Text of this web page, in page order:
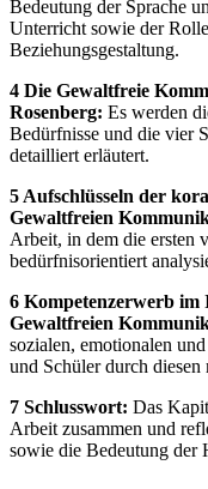
Bedeutung der Sprache
Unterricht sowie der
Beziehungsgestaltung.
4 Die Gewaltfreie
Rosenberg: Es werden
Bedürfnisse und die vier
detailliert erläutert.
5 Aufschlüsseln der
Gewaltfreien
Arbeit, in dem die ersten
bedürfnisorientiert
6 Kompetenzerwerb
Gewaltfreien
sozialen, emotionalen
und Schüler durch
7 Schlusswort: Das
Arbeit zusammen und
sowie die Bedeutung der